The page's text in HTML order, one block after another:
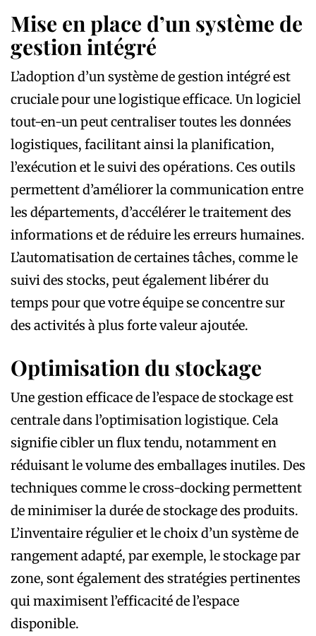
Mise en place d’un système de
gestion intégré
L’adoption d’un système de gestion intégré est
cruciale pour une logistique efficace. Un logiciel
tout-en-un peut centraliser toutes les données
logistiques, facilitant ainsi la planification,
l’exécution et le suivi des opérations. Ces outils
permettent d’améliorer la communication entre
les départements, d’accélérer le traitement des
informations et de réduire les erreurs humaines.
L’automatisation de certaines tâches, comme le
suivi des stocks, peut également libérer du
temps pour que votre équipe se concentre sur
des activités à plus forte valeur ajoutée.
Optimisation du stockage
Une gestion efficace de l’espace de stockage est
centrale dans l’optimisation logistique. Cela
signifie cibler un flux tendu, notamment en
réduisant le volume des emballages inutiles. Des
techniques comme le cross-docking permettent
de minimiser la durée de stockage des produits.
L’inventaire régulier et le choix d’un système de
rangement adapté, par exemple, le stockage par
zone, sont également des stratégies pertinentes
qui maximisent l’efficacité de l’espace
disponible.